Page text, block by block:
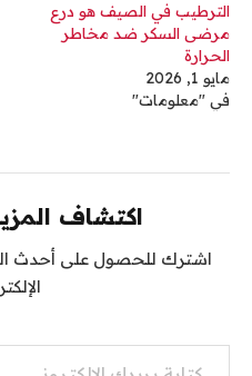
الترطيب في الصيف هو درع
مرضى السكر ضد مخاطر
الحرارة
مايو 1, 2026
في "معلومات"
اكتشاف
اشترك للحصول على أحدث
كتابة بريدك الإلكتروني...